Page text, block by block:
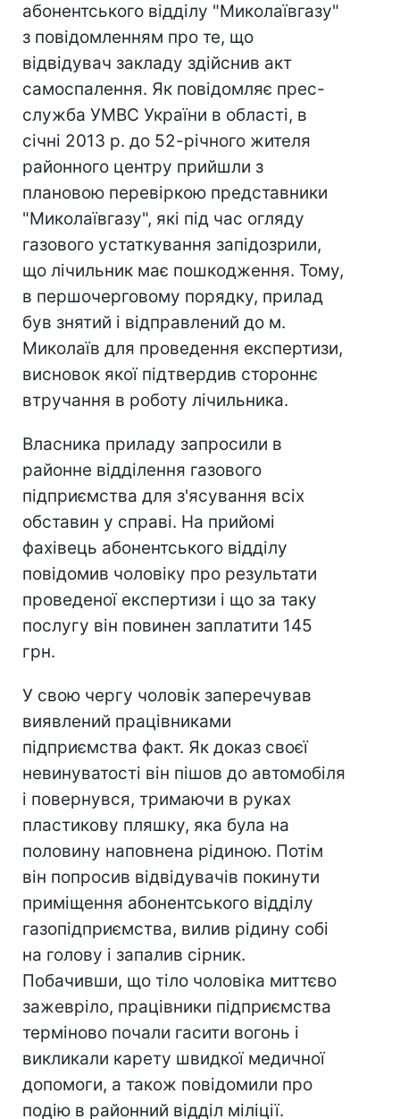
абонентського відділу "Миколаївгазу"
з повідомленням про те, що
відвідувач закладу здійснив акт
самоспалення. Як повідомляє прес-
служба УМВС України в області, в
січні 2013 р. до 52-річного жителя
районного центру прийшли з
плановою перевіркою представники
"Миколаївгазу", які під час огляду
газового устаткування запідозрили,
що лічильник має пошкодження. Тому,
в першочерговому порядку, прилад
був знятий і відправлений до м.
Миколаїв для проведення експертизи,
висновок якої підтвердив стороннє
втручання в роботу лічильника.
Власника приладу запросили в
районне відділення газового
підприємства для з'ясування всіх
обставин у справі. На прийомі
фахівець абонентського відділу
повідомив чоловіку про результати
проведеної експертизи і що за таку
послугу він повинен заплатити 145
грн.
У свою чергу чоловік заперечував
виявлений працівниками
підприємства факт. Як доказ своєї
невинуватості він пішов до автомобіля
і повернувся, тримаючи в руках
пластикову пляшку, яка була на
половину наповнена рідиною. Потім
він попросив відвідувачів покинути
приміщення абонентського відділу
газопідприємства, вилив рідину собі
на голову і запалив сірник.
Побачивши, що тіло чоловіка миттєво
зажевріло, працівники підприємства
терміново почали гасити вогонь і
викликали карету швидкої медичної
допомоги, а також повідомили про
подію в районний відділ міліції.